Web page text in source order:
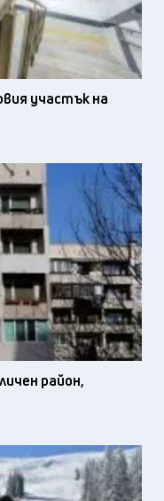
участък на
район,